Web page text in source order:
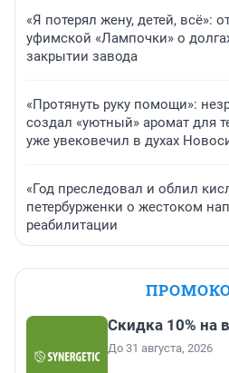
«Я потерял жену, детей, всё»:
уфимской «Лампочки» о
закрытии завода
«Протянуть руку помощи»:
создал «уютный» аромат для
уже увековечил в духах
«Год преследовал и облил
петербурженки о жестоком
реабилитации
Скидка 10% на
До 31 августа, 2026